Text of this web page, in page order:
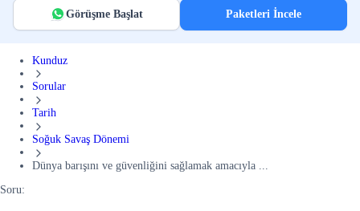
Görüşme Başlat Paketleri İncele
Kunduz
Sorular
Tarih
Soğuk Savaş Dönemi
Dünya barışını ve güvenliğini sağlamak amacıyla ...
Soru: